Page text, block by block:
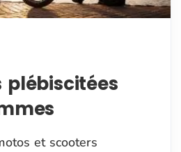
plébiscitées
et scooters